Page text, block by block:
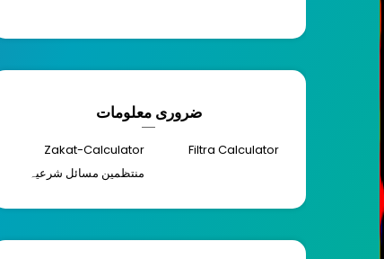
ضروری معلومات
Zakat-Calculator
Filtra Calculator
منتظمین مسائل شرعیہ